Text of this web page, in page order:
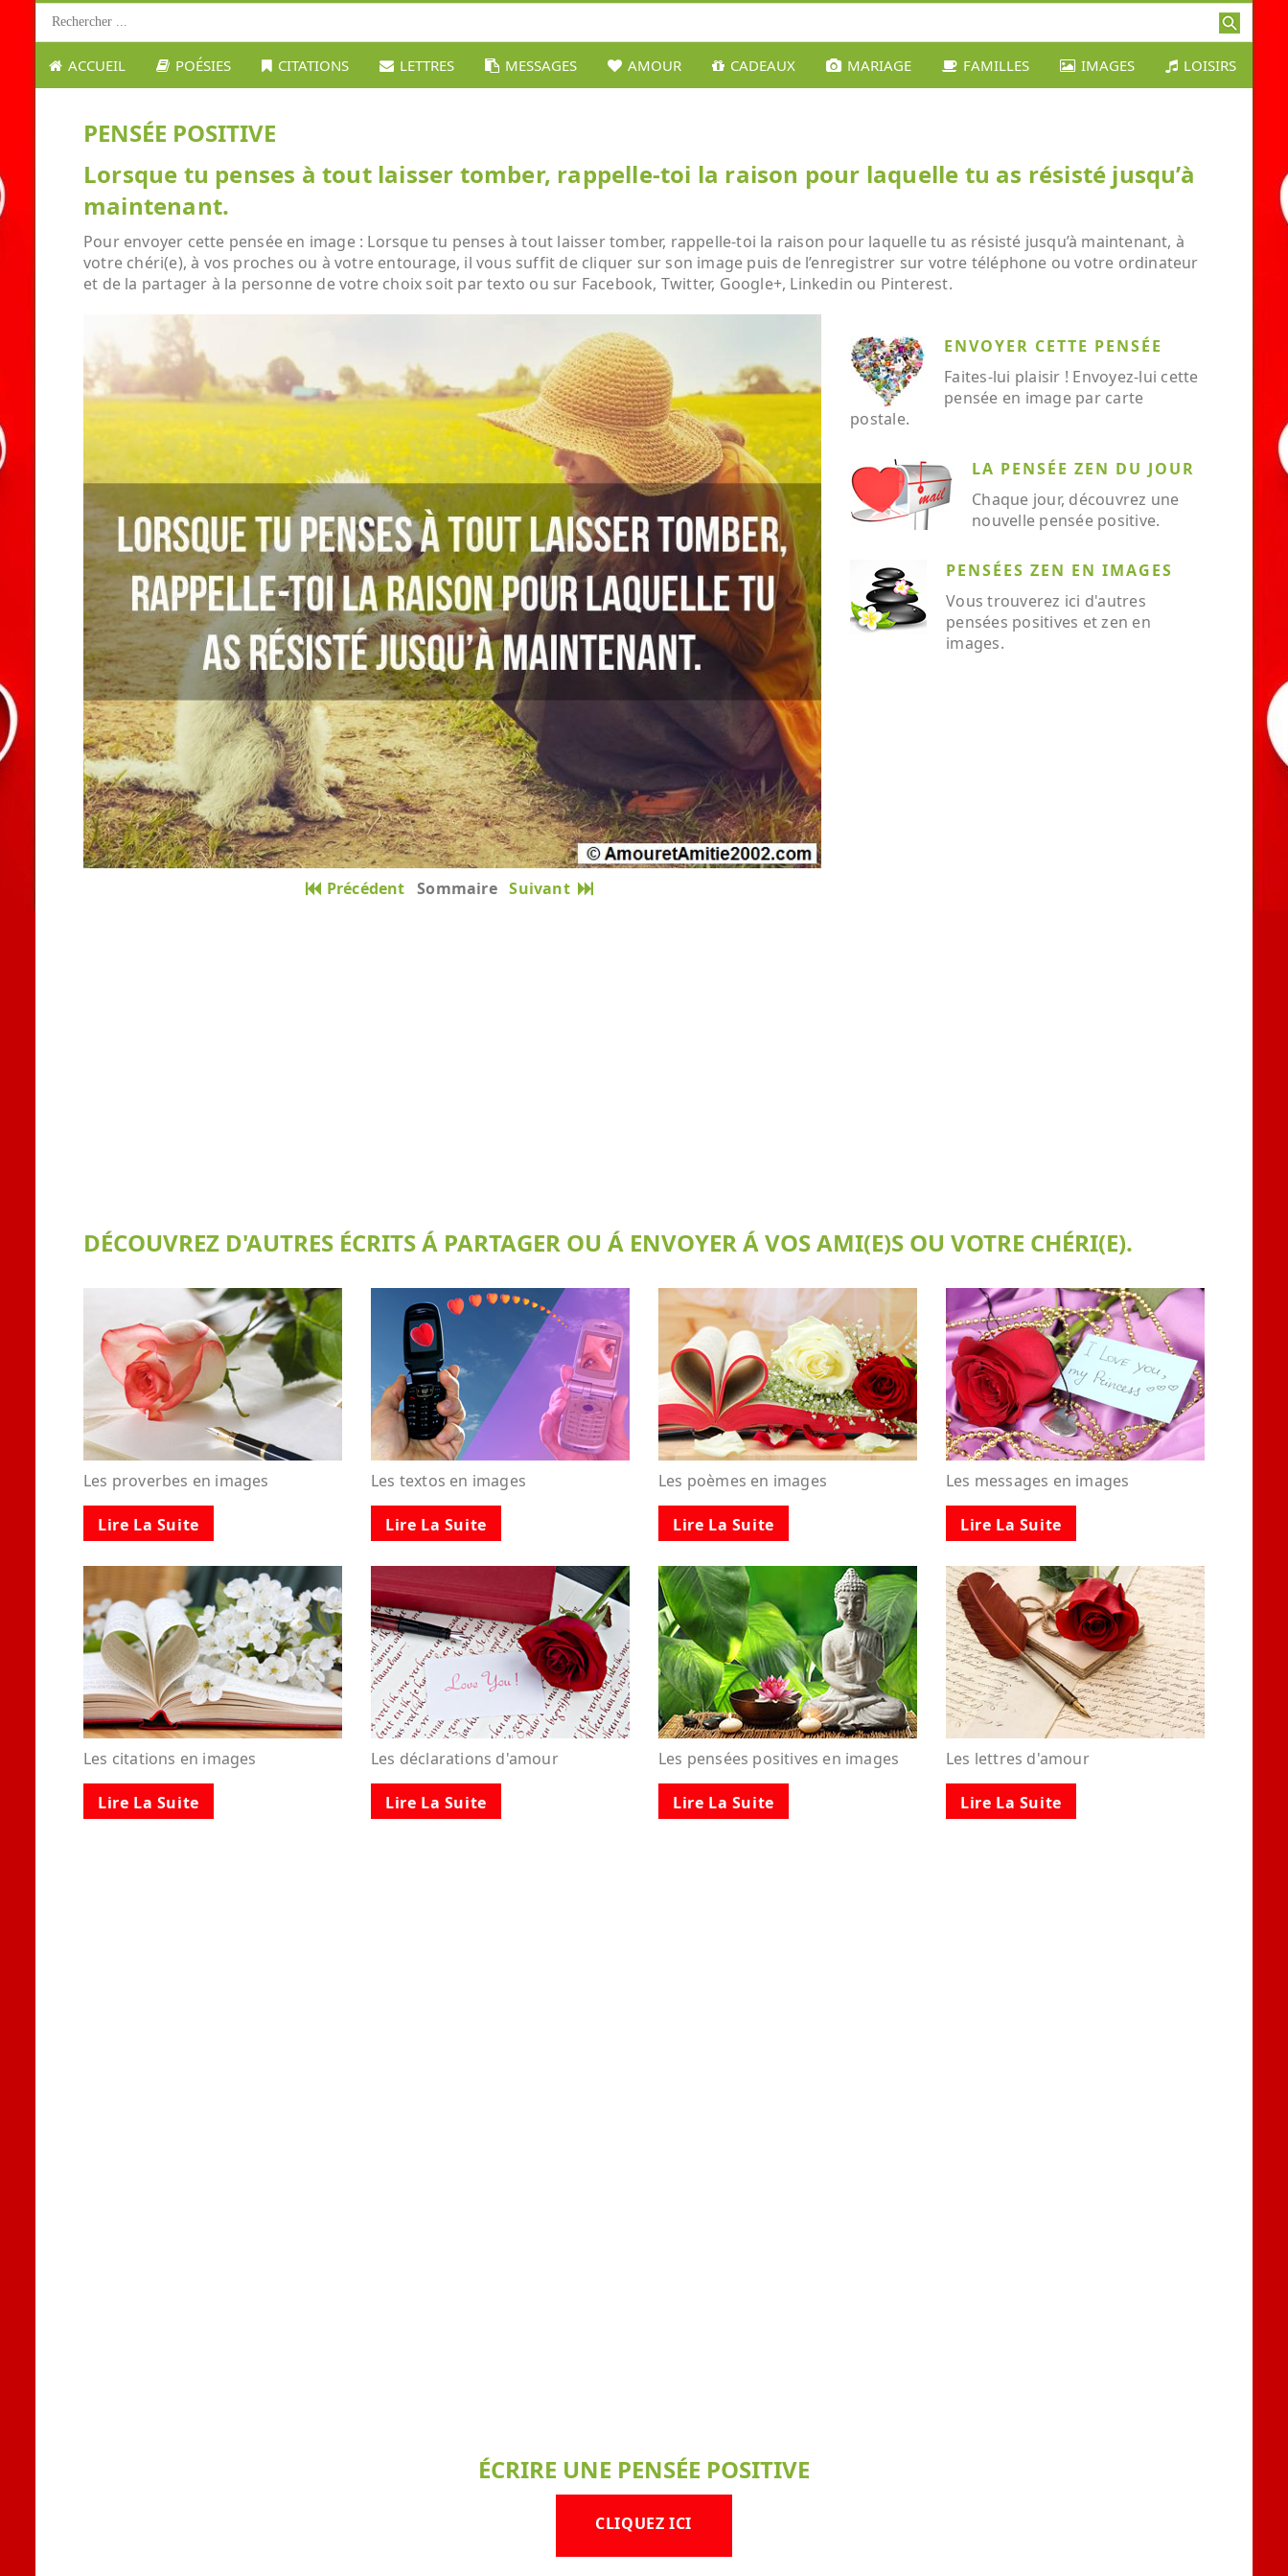
ACCUEIL POÉSIES CITATIONS LETTRES MESSAGES AMOUR CADEAUX MARIAGE FAMILLES IMAGES LOISIRS
PENSÉE POSITIVE
Lorsque tu penses à tout laisser tomber, rappelle-toi la raison pour laquelle tu as résisté jusqu’à
maintenant.
Pour envoyer cette pensée en image : Lorsque tu penses à tout laisser tomber, rappelle-toi la raison pour laquelle tu as résisté jusqu’à maintenant, à
votre chéri(e), à vos proches ou à votre entourage, il vous suffit de cliquer sur son image puis de l’enregistrer sur votre téléphone ou votre ordinateur
et de la partager à la personne de votre choix soit par texto ou sur Facebook, Twitter, Google+, Linkedin ou Pinterest.
Précédent Sommaire Suivant
ENVOYER CETTE PENSÉE
Faites-lui plaisir ! Envoyez-lui cette
pensée en image par carte
postale.
LA PENSÉE ZEN DU JOUR
Chaque jour, découvrez une
nouvelle pensée positive.
PENSÉES ZEN EN IMAGES
Vous trouverez ici d'autres
pensées positives et zen en
images.
DÉCOUVREZ D'AUTRES ÉCRITS Á PARTAGER OU Á ENVOYER Á VOS AMI(E)S OU VOTRE CHÉRI(E).
Les proverbes en images
Lire La Suite
Les textos en images
Lire La Suite
Les poèmes en images
Lire La Suite
Les messages en images
Lire La Suite
Les citations en images
Lire La Suite
Les déclarations d'amour
Lire La Suite
Les pensées positives en images
Lire La Suite
Les lettres d'amour
Lire La Suite
ÉCRIRE UNE PENSÉE POSITIVE
CLIQUEZ ICI